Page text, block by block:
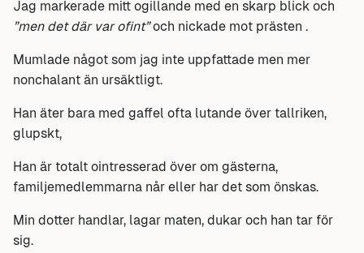
Jag markerade mitt ogillande med en skarp blick och
”men det där var ofint”och nickade mot prästen .
Mumlade något som jag inte uppfattade men mer
nonchalant än ursäktligt.
Han äter bara med gaffel ofta lutande över tallriken,
glupskt,
Han är totalt ointresserad över om gästerna,
familjemedlemmarna når eller har det som önskas.
Min dotter handlar, lagar maten, dukar och han tar för
sig.